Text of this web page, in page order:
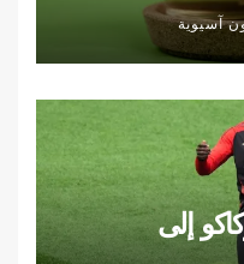
آسيوية
إلى